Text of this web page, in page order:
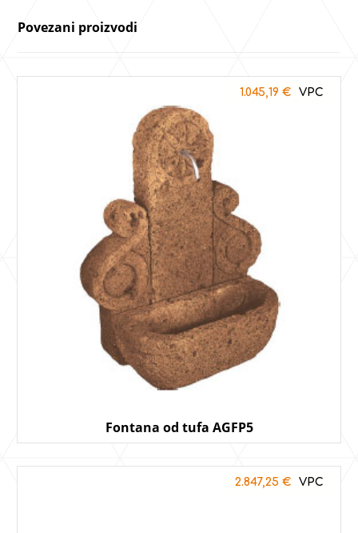
Povezani proizvodi
Fontana od tufa AGFP5
1.045,19 €
2.847,25 €